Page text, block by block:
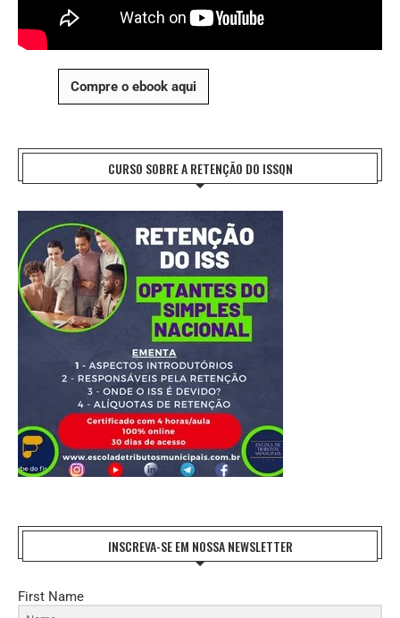
Compre o ebook aqui
CURSO SOBRE A RETENÇÃO DO ISSQN
INSCREVA-SE EM NOSSA NEWSLETTER
First Name